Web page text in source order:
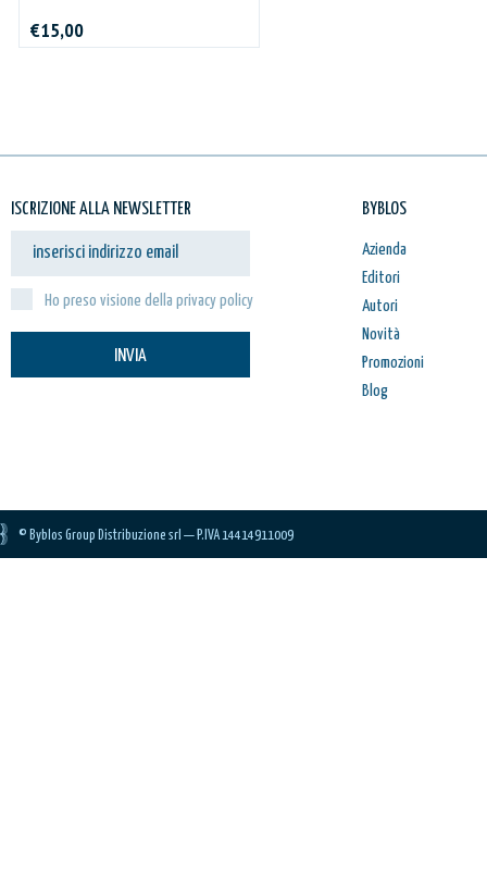
€15,00
ISCRIZIONE ALLA NEWSLETTER
Ho preso visione della privacy policy
INVIA
BYBLOS
Azienda
Editori
Autori
Novità
Promozioni
Blog
© Byblos Group Distribuzione srl — P.IVA 14414911009